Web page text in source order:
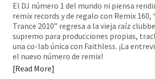
El DJ número 1 del mundo ni piensa
remix records y de regalo con Remix 160,
Trance 2010” regresa a la vieja raíz
supremo para producciones propias,
una co-lab única con Faithless. ¡La
el nuevo número de remix!
Read More